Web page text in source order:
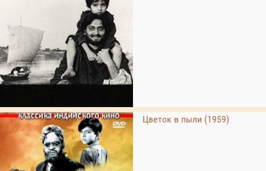
Цветок в пыли (1959)